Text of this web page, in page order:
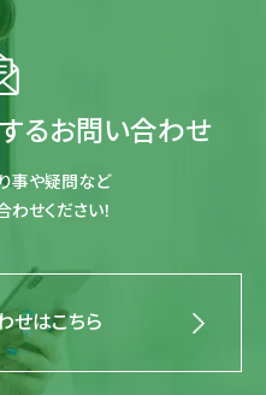
るお問い合わせ
事や疑問など
せください！
せはこちら